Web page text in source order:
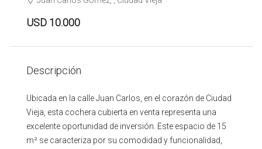
USD 10.000
Descripción
Ubicada en la calle Juan Carlos, en el corazón de Ciudad
Vieja, esta cochera cubierta en venta representa una
excelente oportunidad de inversión. Este espacio de 15
m² se caracteriza por su comodidad y funcionalidad,